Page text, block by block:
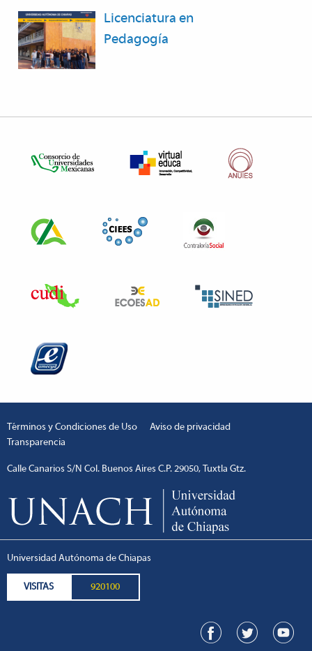
Licenciatura en
Pedagogía
Términos y Condiciones de Uso
Aviso de privacidad
Transparencia
Calle Canarios S/N Col. Buenos Aires C.P. 29050, Tuxtla Gtz.
Universidad Autónoma de Chiapas
VISITAS 920100